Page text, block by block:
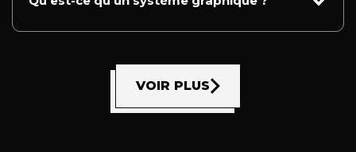
VOIR PLUS